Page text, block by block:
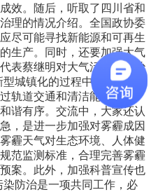
效。随后，听取了四川省和
理的情况介绍。全国政协委
尽可能寻找新能源和可再生
生产。同时，还要加强大气
表蔡继明对大气污染综合治
城镇化的过程中，要把防
轨道交通和清洁能源的发
谐有序。交流中，大家还认
，是进一步加强对雾霾成因
霾天气对生态环境、人体健
范监测标准，合理完善雾霾
案。此外，加强科普宣传也
染防治是一项共同工作，必